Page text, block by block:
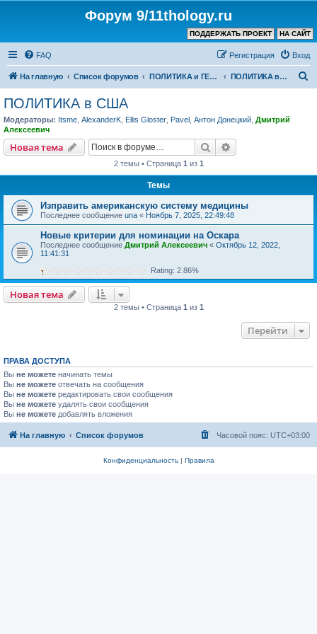
Форум 9/11thology.ru
НА САЙТ
ПОДДЕРЖАТЬ ПРОЕКТ
FAQ Вход
Регистрация
На главную Список форумов ПОЛИТИКА и ГЕОПОЛИТИКА ПОЛИТИКА в США
ПОЛИТИКА в США
Модераторы: Itsme AlexanderK Ellis Gloster Pavel Антон Донецкий Дмитрий
Алексеевич
Новая тема Поиск
2 темы • Страница 1 из 1
Темы
Изправить американскую систему медицины
Последнее сообщение una « Ноябрь 7, 2025, 22:49:48
Новые критерии для номинации на Оскара
Последнее сообщение Дмитрий Алексеевич « Октябрь 12, 2022,
11:41:31
Rating: 2.86%
Новая тема
2 темы • Страница 1 из 1
Перейти
ПРАВА ДОСТУПА
Вы не можете начинать темы
Вы не можете отвечать на сообщения
Вы не можете редактировать свои сообщения
Вы не можете удалять свои сообщения
Вы не можете добавлять вложения
На главную Список форумов Часовой пояс: UTC+03:00
Конфиденциальность| Правила